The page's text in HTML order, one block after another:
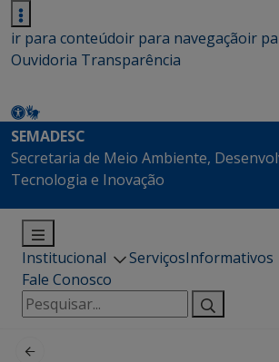
ir para conteúdoir para navegaçãoir
Ouvidoria Transparência
SEMADESC
Secretaria de Meio Ambiente,
Tecnologia e Inovação
Institucional ServiçosInformativos
Fale Conosco
Pesquisar
por: